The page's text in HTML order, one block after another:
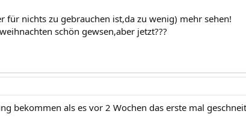
für nichts zu gebrauchen ist,da zu wenig) mehr sehen!
schön gewsen,aber jetzt???
bekommen als es vor 2 Wochen das erste mal